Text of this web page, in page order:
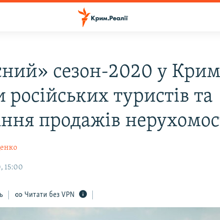
сезон-2020 у
російських туристів та
продажів
15:00
Читати без VPN